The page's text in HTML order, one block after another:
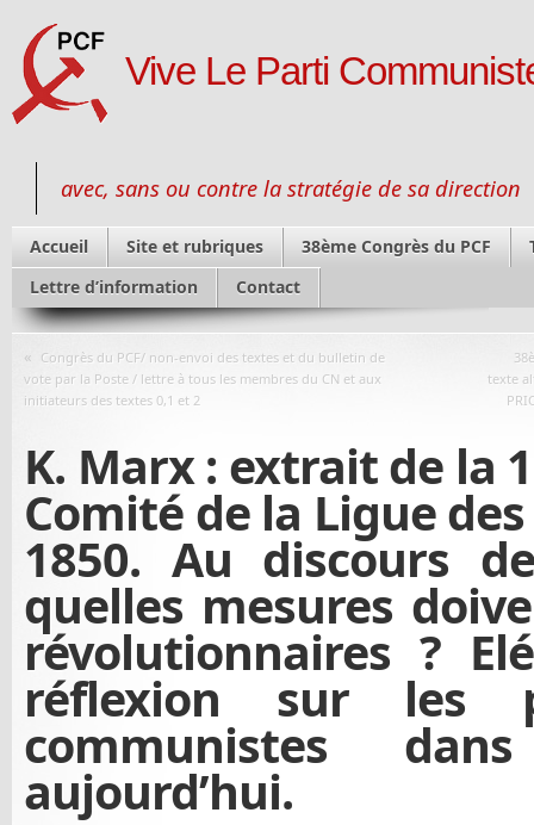
Vive Le Parti
avec, sans ou contre la stratégie de sa direction
Accueil Site et rubriques 38ème Congrès du PCF
Lettre d’information
Contact
« Congrès du PCF/ non-envoi des textes et du bulletin de
vote par la Poste / lettre à tous les membres du CN et aux
initiateurs des textes 0,1 et 2
texte
K. Marx : extrait de la
Comité de la Ligue
1850. Au discours
quelles mesures
révolutionnaires ?
réflexion sur les
communistes
aujourd’hui.